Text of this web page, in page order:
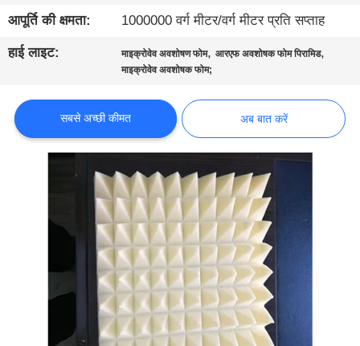
हमसे
संपर्क
समाचार
गोपनीयता
आपूर्ति की क्षमता: 1000000 वर्ग मीटर/वर्ग मीटर प्रति सप्ताह
हाई लाइट: माइक्रोवेव अवशोषण फोम,आरएफ अवशोषक फोम पिरामिड,
माइक्रोवेव अवशोषक फोम;
सबसे अच्छी कीमत अब बात करें